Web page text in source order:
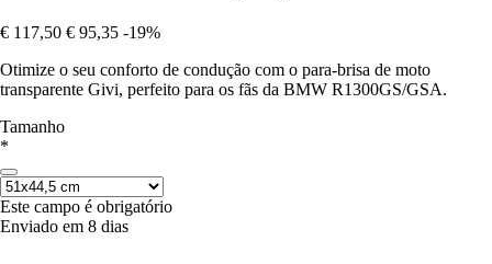
€ 117,50 € 95,35 -19%
Otimize o seu conforto de condução com o para-brisa de moto
transparente Givi, perfeito para os fãs da BMW R1300GS/GSA.
Tamanho
*
Este campo é obrigatório
Enviado em 8 dias